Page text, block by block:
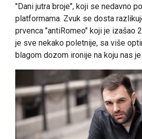
"Dani jutra broje", koji se nedavno
platformama. Zvuk se dosta
prvenca "antiRomeo" koji je izašao
je sve nekako poletnije, sa više
blagom dozom ironije na koju nas